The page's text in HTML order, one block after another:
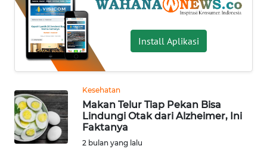
Install Aplikasi
Kesehatan
Makan Telur Tiap Pekan Bisa
Lindungi Otak dari Alzheimer, Ini
Faktanya
2 bulan yang lalu
POLHUKAM
KRIMINAL
EKUIN
SAINS-TEKNO